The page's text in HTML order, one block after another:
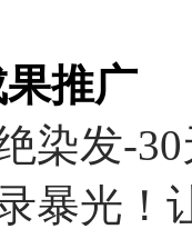
推广
染发-
暴光！